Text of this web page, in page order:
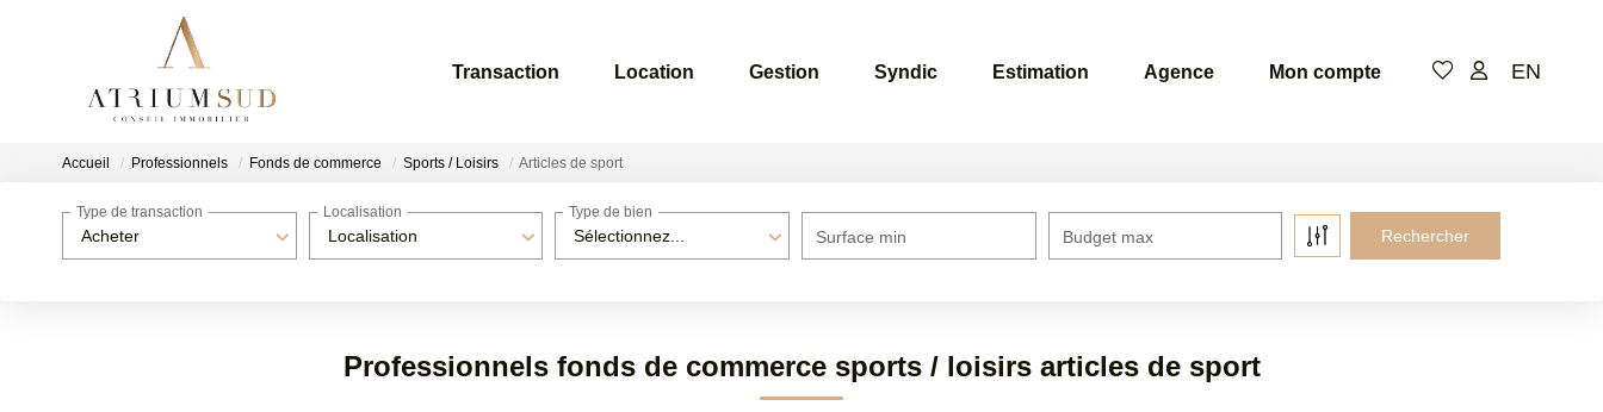
Transaction Location Gestion Syndic Estimation Agence Mon compte EN
Accueil Professionnels Fonds de commerce Sports / Loisirs Articles de sport
Acheter
Type de transaction
Localisation
Localisation
Sélectionnez...
Type de bien
Surface min Budget max
Professionnels fonds de commerce sports / loisirs articles de sport